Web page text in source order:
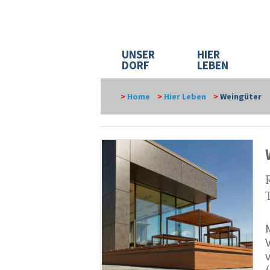
UNSER
DORF
HIER
LEBEN
> Home > Hier Leben >Weingüter